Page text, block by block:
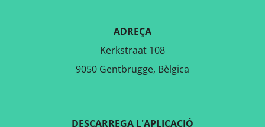
ADREÇA
Kerkstraat 108
9050 Gentbrugge, Bèlgica
DESCARREGA L'APLICACIÓ